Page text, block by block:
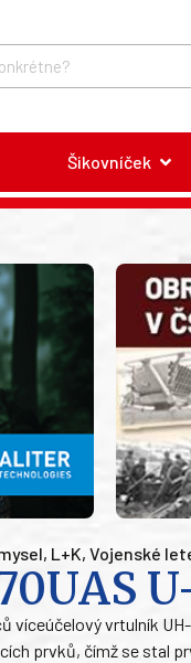
Šikovníček
, L+K, Vojenské
víceúčelový vrtulník
prvků, čímž se stal